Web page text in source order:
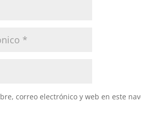
correo electrónico y web en este